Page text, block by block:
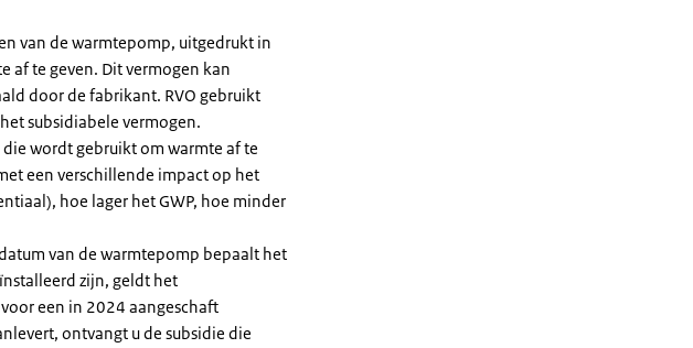
van de warmtepomp, uitgedrukt in
af te geven. Dit vermogen kan
door de fabrikant. RVO gebruikt
subsidiabele vermogen.
wordt gebruikt om warmte af te
een verschillende impact op het
hoe lager het GWP, hoe minder
van de warmtepomp bepaalt het
zijn, geldt het
een in 2024 aangeschaft
ontvangt u de subsidie die